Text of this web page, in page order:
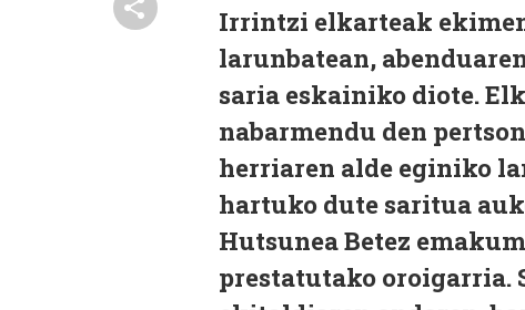
Irrintzi elkarteak
larunbatean,
saria eskainiko diote.
nabarmendu den
herriaren alde eginiko
hartuko dute saritua
Hutsunea Betez
prestatutako oroigarria.